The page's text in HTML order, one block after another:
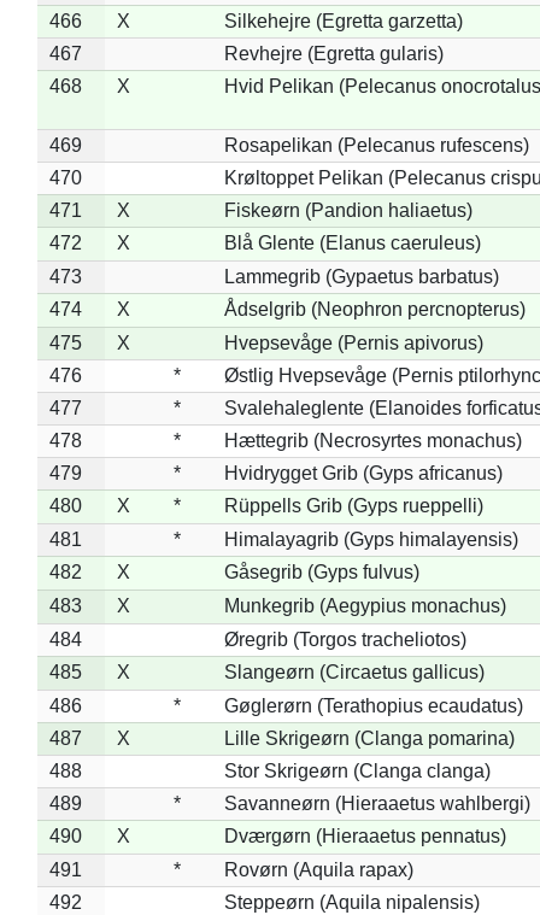
466
X
Silkehejre (Egretta garzetta)
467
Revhejre (Egretta gularis)
468
X Hvid Pelikan (Pelecanus
469
Rosapelikan (Pelecanus rufescens)
470
Krøltoppet Pelikan (Pelecanus
471
X
Fiskeørn (Pandion haliaetus)
472
X
Blå Glente (Elanus caeruleus)
473
Lammegrib (Gypaetus barbatus)
474
X
Ådselgrib (Neophron percnopterus)
475
X
Hvepsevåge (Pernis apivorus)
476
*
Østlig Hvepsevåge (Pernis
477
*
Svalehaleglente (Elanoides
478
*
Hættegrib (Necrosyrtes monachus)
479
*
Hvidrygget Grib (Gyps africanus)
480
X *
Rüppells Grib (Gyps rueppelli)
481
*
Himalayagrib (Gyps himalayensis)
482
X
Gåsegrib (Gyps fulvus)
483
X
Munkegrib (Aegypius monachus)
484
Øregrib (Torgos tracheliotos)
485
X
Slangeørn (Circaetus gallicus)
486
*
Gøglerørn (Terathopius ecaudatus)
487
X
Lille Skrigeørn (Clanga pomarina)
488
Stor Skrigeørn (Clanga clanga)
489
*
Savanneørn (Hieraaetus wahlbergi)
490
X
Dværgørn (Hieraaetus pennatus)
491
*
Rovørn (Aquila rapax)
492
Steppeørn (Aquila nipalensis)